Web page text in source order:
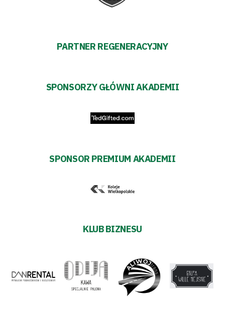
PARTNER REGENERACYJNY
SPONSORZY GŁÓWNI AKADEMII
SPONSOR PREMIUM AKADEMII
KLUB BIZNESU